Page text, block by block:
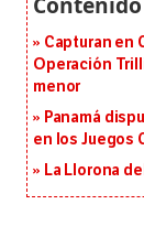
Capturan en
Operación
menor
Panamá
en los Juegos
La Llorona